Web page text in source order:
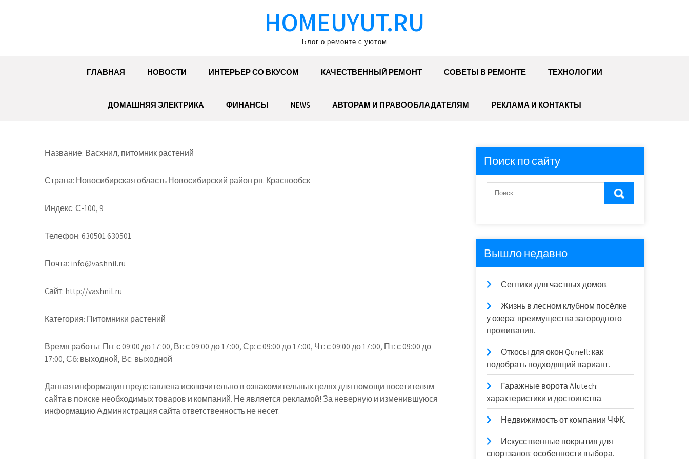
HOMEUYUT.RU
Блог о ремонте с уютом
ГЛАВНАЯ НОВОСТИ ИНТЕРЬЕР СО ВКУСОМ КАЧЕСТВЕННЫЙ РЕМОНТ СОВЕТЫ В РЕМОНТЕ ТЕХНОЛОГИИ
ДОМАШНЯЯ ЭЛЕКТРИКА ФИНАНСЫ NEWS АВТОРАМ И ПРАВООБЛАДАТЕЛЯМ РЕКЛАМА И КОНТАКТЫ
Название: Васхнил, питомник растений
Страна: Новосибирская область Новосибирский район рп. Краснообск
Индекс: С-100, 9
Телефон: 630501 630501
Почта: info@vashnil.ru
Cайт: http://vashnil.ru
Категория: Питомники растений
Время работы: Пн: с 09:00 до 17:00, Вт: с 09:00 до 17:00, Ср: с 09:00 до 17:00, Чт: с 09:00 до 17:00, Пт: с 09:00 до
17:00, Сб: выходной, Вс: выходной
Данная информация представлена исключительно в ознакомительных целях для помощи посетителям
сайта в поиске необходимых товаров и компаний. Не является рекламой! За неверную и изменившуюся
информацию Администрация сайта ответственность не несет.
Поиск по сайту
Вышло недавно
Септики для частных домов.
Жизнь в лесном клубном посёлке
у озера: преимущества загородного
проживания.
Откосы для окон Qunell: как
подобрать подходящий вариант.
Гаражные ворота Alutech:
характеристики и достоинства.
Недвижимость от компании ЧФК.
Искусственные покрытия для
спортзалов: особенности выбора.